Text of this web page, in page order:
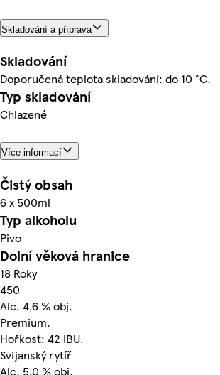
Skladování a příprava
Skladování
Doporučená teplota skladování: do 10 °C.
Typ skladování
Chlazené
Více informací
Čistý obsah
6 x 500ml
Typ alkoholu
Pivo
Dolní věková hranice
18 Roky
450
Alc. 4,6 % obj.
Premium.
Hořkost: 42 IBU.
Svijanský rytíř
Alc. 5,0 % obj.